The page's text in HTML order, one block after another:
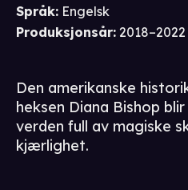
Språk: Engelsk
Produksjonsår: 2018–2022
Den amerikanske
heksen Diana Bishop
verden full av magiske
kjærlighet.